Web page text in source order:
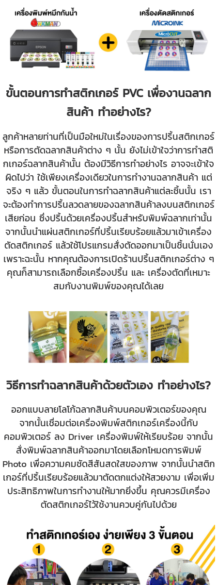
ขั้นตอนการทำสติกเกอร์ PVC เพื่องานฉลาก
สินค้า ทำอย่างไร?
ลูกค้าหลายท่านที่เป็นมือใหม่ในเรื่องของการปริ้นสติกเกอร์
หรือการตัดฉลากสินค้าต่าง ๆ นั้น ยังไม่เข้าใจว่าการทำสติ
กเกอร์ฉลากสินค้านั้น ต้องมีวิธีการทำอย่างไร อาจจะเข้าใจ
ผิดไปว่า ใช้เพียงเครื่องเดียวในการทำงานฉลากสินค้า แต่
จริง ๆ แล้ว ขั้นตอนในการทำฉลากสินค้าแต่ละชิ้นนั้น เรา
จะต้องทำการปริ้นลวดลายของฉลากสินค้าลงบนสติกเกอร์
เสียก่อน ซึ่งปริ้นด้วยเครื่องปริ้นสำหรับพิมพ์ฉลากเท่านั้น
จากนั้นนำแผ่นสติกเกอร์ที่ปริ้นเรียบร้อยแล้วมาเข้าเครื่อง
ตัดสติกเกอร์ แล้วใช้โปรแกรมสั่งตัดออกมาเป็นชิ้นนั่นเอง
เพราะฉะนั้น หากคุณต้องการเปิดร้านปริ้นสติกเกอร์ต่าง ๆ
คุณก็สามารถเลือกซื้อเครื่องปริ้น และ เครื่องตัดที่เหมาะ
สมกับงานพิมพ์ของคุณได้เลย
วิธีการทำฉลากสินค้าด้วยตัวเอง ทำอย่างไร?
ออกแบบลายโลโก้ฉลากสินค้าบนคอมพิวเตอร์ของคุณ
จากนั้นเชื่อมต่อเครื่องพิมพ์สติกเกอร์เครื่องนี้กับ
คอมพิวเตอร์ ลง Driver เครื่องพิมพ์ให้เรียบร้อย จากนั้น
สั่งพิมพ์ฉลากสินค้าออกมาโดยเลือกโหมดการพิมพ์
Photo เพื่อความคมชัดสีสันสดใสของภาพ จากนั้นนำสติก
เกอร์ที่ปริ้นเรียบร้อยแล้วมาตัดตกแต่งให้สวยงาม เพื่อเพิ่ม
ประสิทธิภาพในการทำงานให้มากยิ่งขึ้น คุณควรมีเครื่อง
ตัดสติกเกอร์ไว้ใช้งานควบคู่กันไปด้วย